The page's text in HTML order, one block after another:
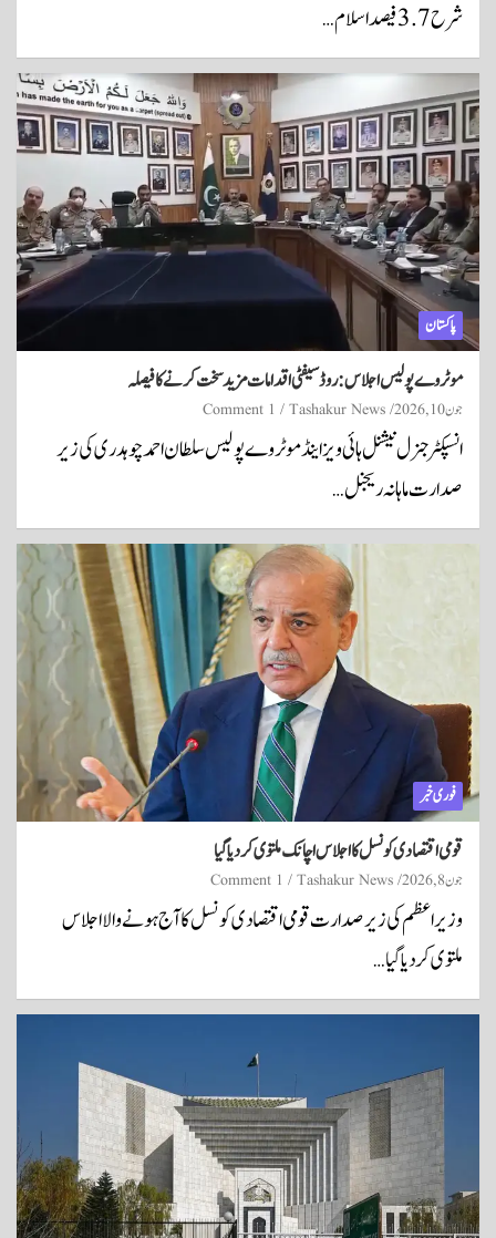
شرح 3.7 فیصد اسلام…
پاکستان
موٹروے پولیس اجلاس: روڈ سیفٹی اقدامات مزید سخت کرنے کا فیصلہ
جون 10, 2026 Tashakur News
1 Comment
انسپکٹر جنرل نیشنل ہائی ویز اینڈ موٹروے پولیس سلطان احمد چوہدری کی زیر
صدارت ماہانہ ریجنل…
فوری خبر
قومی اقتصادی کونسل کا اجلاس اچانک ملتوی کر دیا گیا
جون 8, 2026 Tashakur News
1 Comment
وزیراعظم کی زیر صدارت قومی اقتصادی کونسل کا آج ہونے والا اجلاس
ملتوی کر دیا گیا…